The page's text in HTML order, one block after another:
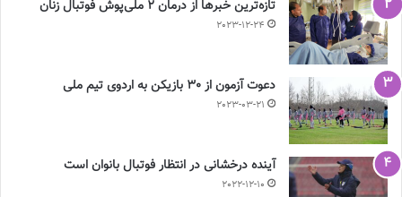
تازه‌ترین خبرها از درمان ۲ ملی‌پوش فوتبال زنان
2023-12-24
دعوت آزمون از 30 بازیکن به اردوی تیم ملی
2023-03-21
آینده درخشانی در انتظار فوتبال بانوان است
2022-12-10